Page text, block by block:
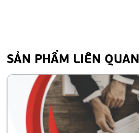
SẢN PHẨM LIÊN QUAN